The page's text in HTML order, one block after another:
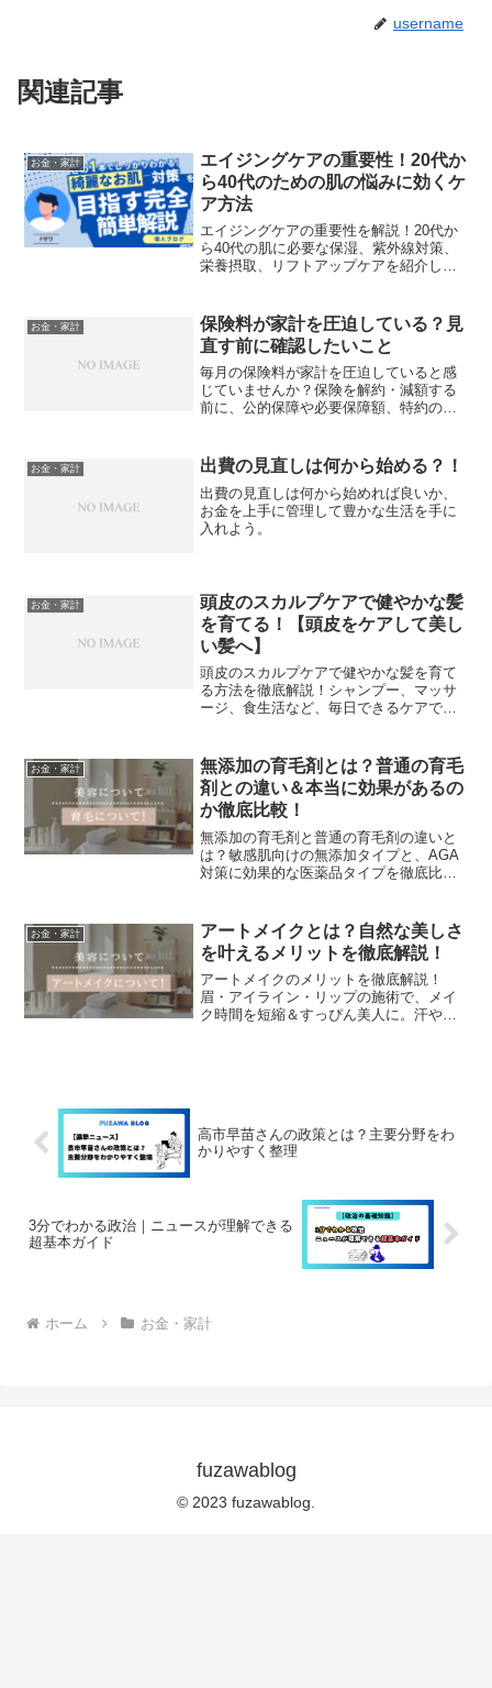
username
関連記事
お金・家計
エイジングケアの重要性！20代か
ら40代のための肌の悩みに効くケ
ア方法
エイジングケアの重要性を解説！20代か
ら40代の肌に必要な保湿、紫外線対策、
栄養摂取、リフトアップケアを紹介しま
の健康を守りましょう！
お金・家計
保険料が家計を圧迫している？見
直す前に確認したいこと
毎月の保険料が家計を圧迫していると感
じていませんか？保険を解約・減額する
前に、公的保障や必要保障額、特約の重
お金・家計 出費の見直しは何から始める？！
出費の見直しは何から始めれば良いか、
お金を上手に管理して豊かな生活を手に
入れよう。
お金・家計
頭皮のスカルプケアで健やかな髪
を育てる！【頭皮をケアして美し
い髪へ】
頭皮のスカルプケアで健やかな髪を育て
る方法を徹底解説！シャンプー、マッサ
ージ、食生活など、毎日できるケアで美
お金・家計
無添加の育毛剤とは？普通の育毛
剤との違い＆本当に効果があるの
か徹底比較！
無添加の育毛剤と普通の育毛剤の違いと
は？敏感肌向けの無添加タイプと、AGA
対策に効果的な医薬品タイプを徹底比
お金・家計
アートメイクとは？自然な美しさ
を叶えるメリットを徹底解説！
アートメイクのメリットを徹底解説！
眉・アイライン・リップの施術で、メイ
ク時間を短縮＆すっぴん美人に。汗や水
高市早苗さんの政策とは？主要分野をわ
かりやすく整理
3分でわかる政治｜ニュースが理解できる
超基本ガイド
ホーム お金・家計
fuzawablog
© 2023 fuzawablog.